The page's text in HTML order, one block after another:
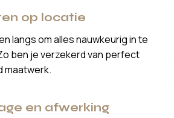
op locatie
langs om alles nauwkeurig in te
ben je verzekerd van perfect
maatwerk.
en afwerking